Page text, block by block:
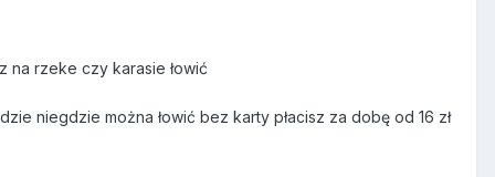
na rzeke czy karasie łowić
niegdzie można łowić bez karty płacisz za dobę od 16 zł